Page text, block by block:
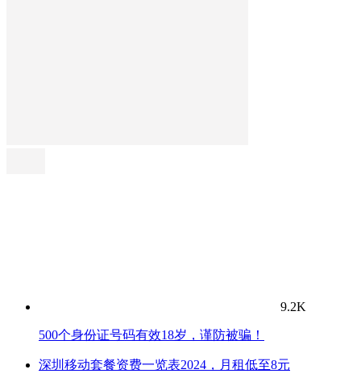
9.2K
500个身份证号码有效18岁，谨防被骗！
深圳移动套餐资费一览表2024，月租低至8元